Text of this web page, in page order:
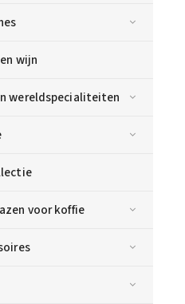
wijn
wereldspecialiteiten
voor koffie